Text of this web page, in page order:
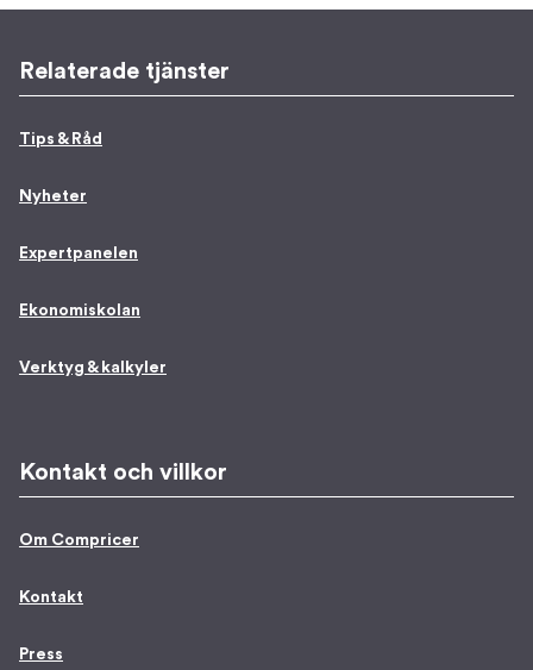
Relaterade tjänster
Tips & Råd
Nyheter
Expertpanelen
Ekonomiskolan
Verktyg & kalkyler
Kontakt och villkor
Om Compricer
Kontakt
Press